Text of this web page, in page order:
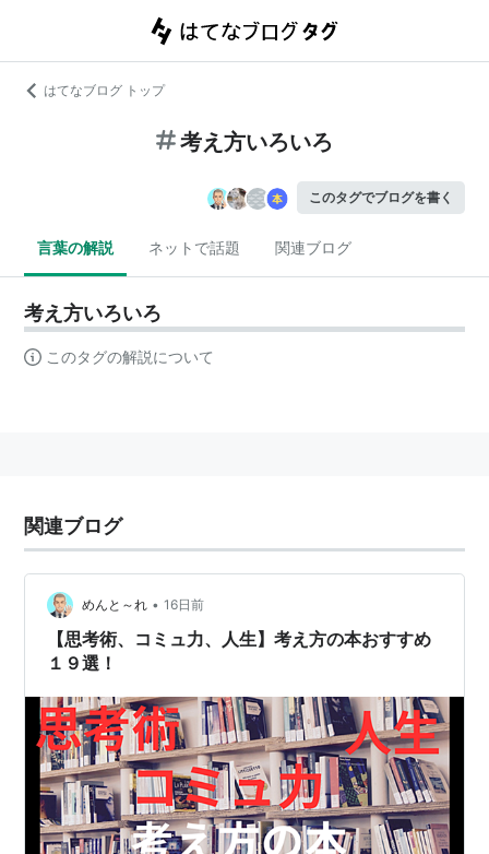
はてなブログ トップ
考え方いろいろ
このタグでブログを書く
言葉の解説 ネットで話題 関連ブログ
考え方いろいろ
このタグの解説について
関連ブログ
めんと～れ • 16日前
【思考術、コミュ力、人生】考え方の本おすすめ
１９選！